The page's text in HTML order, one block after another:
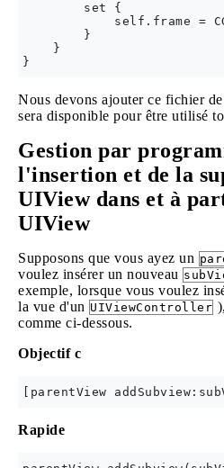
        set {
self.frame =
        }
    }
Nous devons ajouter ce fichier
sera disponible pour être utilisé
Gestion par
l'insertion et de la
UIView dans et à
UIView
Supposons que vous ayez un
voulez insérer un nouveau
exemple, lorsque vous voulez
la vue d'un UIViewController
comme ci-dessous.
Objectif c
Rapide